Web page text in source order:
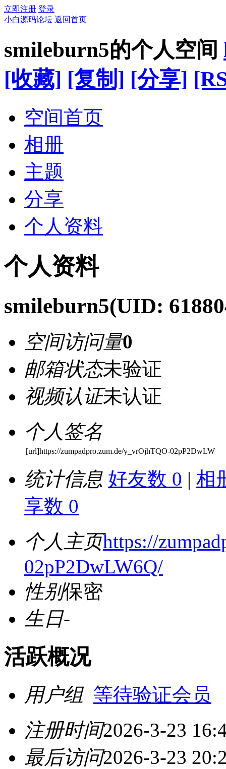
立即注册 登录
小白源码论坛 返回首页
smileburn5的个人空间
[收藏] [复制] [分享]
空间首页
相册
主题
分享
个人资料
个人资料
smileburn5(UID:
空间访问量0
邮箱状态未验证
视频认证未认证
个人签名
[url]https://zumpadpro.zum.de/y_vrOjhTQO-02pP2DwLW
统计信息 好友数 0 | 相
享数 0
个人主页https://
02pP2DwLW6Q/
性别保密
生日-
活跃概况
用户组 等待验证会员
注册时间2026-3-23
最后访问2026-3-23